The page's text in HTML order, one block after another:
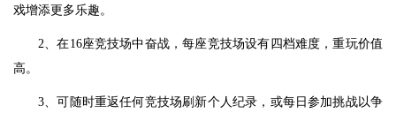
戏增添更多乐趣。
2、在16座竞技场中奋战，每座竞技场设有四档难度，重玩价值
高。
3、可随时重返任何竞技场刷新个人纪录，或每日参加挑战以争